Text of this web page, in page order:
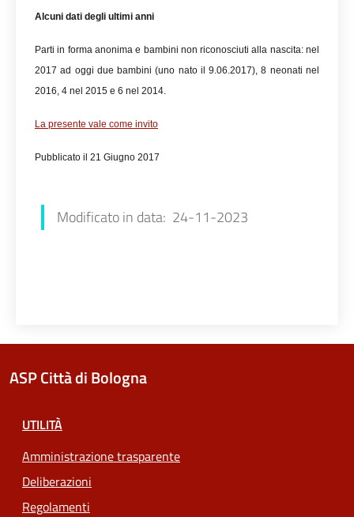
Alcuni dati degli ultimi anni
Parti in forma anonima e bambini non riconosciuti alla nascita: nel
2017 ad oggi due bambini (uno nato il 9.06.2017), 8 neonati nel
2016, 4 nel 2015 e 6 nel 2014.
La presente vale come invito
Pubblicato il 21 Giugno 2017
Modificato in data: 24-11-2023
ASP Città di Bologna
UTILITÀ
Amministrazione trasparente
Deliberazioni
Regolamenti